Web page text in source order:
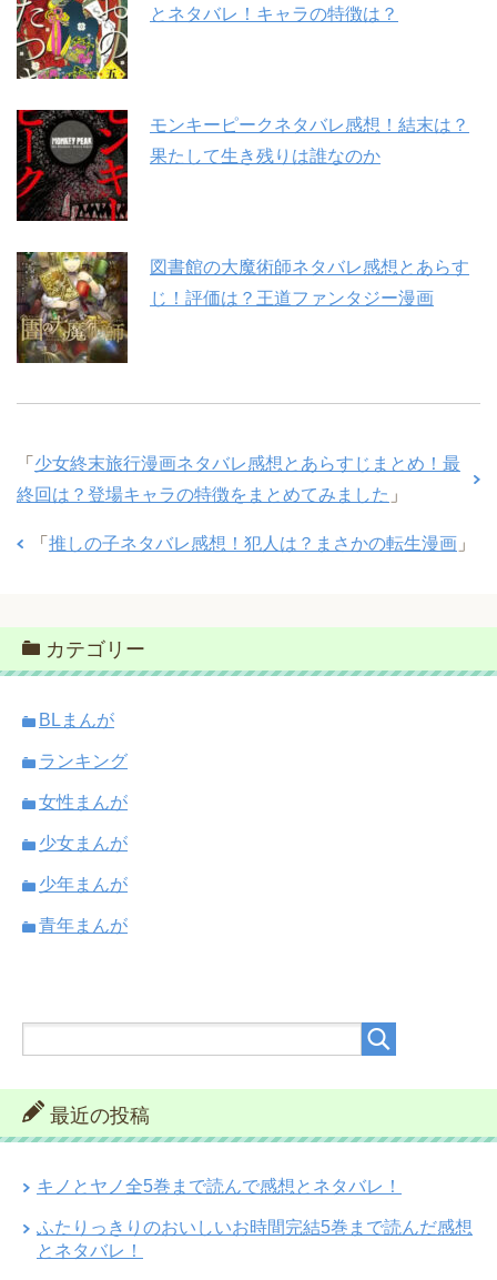
とネタバレ！キャラの特徴は？
モンキーピークネタバレ感想！結末は？
果たして生き残りは誰なのか
図書館の大魔術師ネタバレ感想とあらす
じ！評価は？王道ファンタジー漫画
「 少女終末旅行漫画ネタバレ感想とあらすじまとめ！最
終回は？登場キャラの特徴をまとめてみました 」
「 推しの子ネタバレ感想！犯人は？まさかの転生漫画 」
カテゴリー
BLまんが
ランキング
女性まんが
少女まんが
少年まんが
青年まんが
最近の投稿
キノとヤノ全5巻まで読んで感想とネタバレ！
ふたりっきりのおいしいお時間完結5巻まで読んだ感想
とネタバレ！